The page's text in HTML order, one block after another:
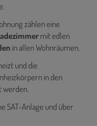
zählen eine
mit edlen
in allen Wohnräumen.
und die
in den
werden.
SAT-Anlage und über